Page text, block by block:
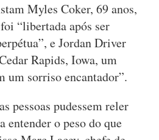
Myles Coker, 69 anos,
“libertada após ser
e Jordan Driver
Rapids, Iowa, um
um sorriso encantador”.
pessoas pudessem reler
entender o peso do que